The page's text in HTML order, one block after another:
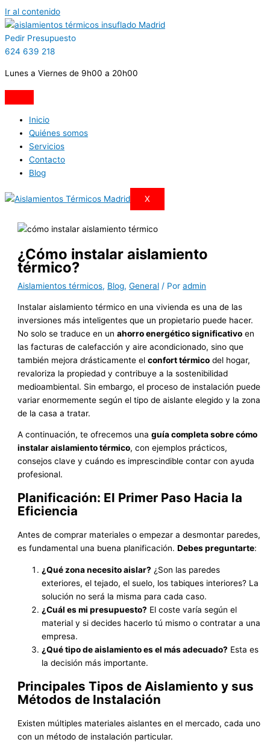
Ir al contenido
Pedir Presupuesto
624 639 218
Lunes a Viernes de 9h00 a 20h00
Inicio
Quiénes somos
Servicios
Contacto
Blog
X
¿Cómo instalar aislamiento
térmico?
Aislamientos térmicos, Blog,General / Poradmin
Instalar aislamiento térmico en una vivienda es una de las
inversiones más inteligentes que un propietario puede hacer.
No solo se traduce en unahorro energético significativo en
las facturas de calefacción y aire acondicionado, sino que
también mejora drásticamente elconfort térmico del hogar,
revaloriza la propiedad y contribuye a la sostenibilidad
medioambiental. Sin embargo, el proceso de instalación puede
variar enormemente según el tipo de aislante elegido y la zona
de la casa a tratar.
A continuación, te ofrecemos unaguía completa sobre cómo
instalar aislamiento térmico, con ejemplos prácticos,
consejos clave y cuándo es imprescindible contar con ayuda
profesional.
Planificación: El Primer Paso Hacia la
Eficiencia
Antes de comprar materiales o empezar a desmontar paredes,
es fundamental una buena planificación.Debes preguntarte:
¿Qué zona necesito aislar? ¿Son las paredes
exteriores, el tejado, el suelo, los tabiques interiores? La
solución no será la misma para cada caso.
¿Cuál es mi presupuesto? El coste varía según el
material y si decides hacerlo tú mismo o contratar a una
empresa.
¿Qué tipo de aislamiento es el más adecuado? Esta es
la decisión más importante.
Principales Tipos de Aislamiento y sus
Métodos de Instalación
Existen múltiples materiales aislantes en el mercado, cada uno
con un método de instalación particular.